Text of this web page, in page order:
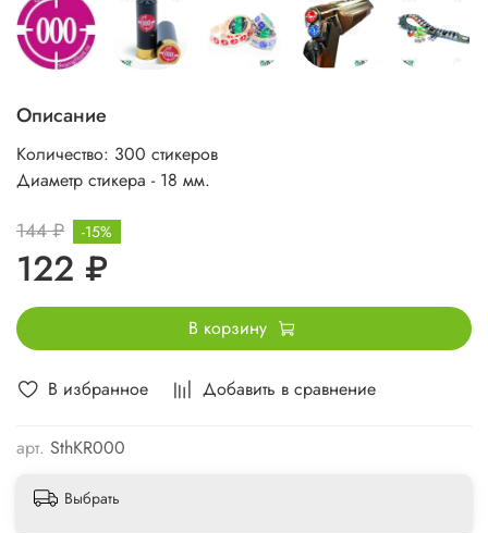
В избранное Добавить в сравнение
арт. SthKR000
Описание
Количество: 300 стикеров
Диаметр стикера - 18 мм.
144 ₽
122 ₽
-15%
В корзину
Выбрать